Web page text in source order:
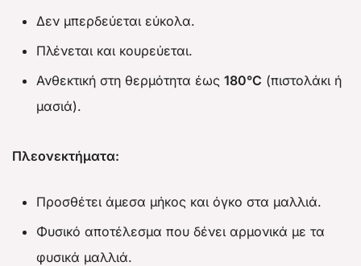
Δεν μπερδεύεται εύκολα.
Πλένεται και κουρεύεται.
Ανθεκτική στη θερμότητα έως 180°C (πιστολάκι ή
μασιά).
Πλεονεκτήματα:
Προσθέτει άμεσα μήκος και όγκο στα μαλλιά.
Φυσικό αποτέλεσμα που δένει αρμονικά με τα
φυσικά μαλλιά.